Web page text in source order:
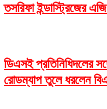
তসরিফা ইন্ডাস্ট্রিজের
ডিএসই প্রতিনিধিদলের
রোডম্যাপ তুলে ধরলেন